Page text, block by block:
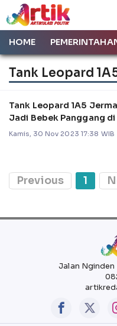
HOME
Tank Leopard
Tank Leopard 1A5
Jadi Bebek Panggang
Kamis, 30 Nov 2023 17:38 WIB
Previous 1
Jalan Nginden